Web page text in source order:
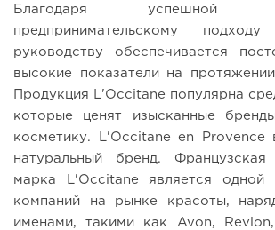
Благодаря успешной
предпринимательскому
руководству обеспечивается
высокие показатели на
Продукция L'Occitane популярна
которые ценят изысканные
косметику. L'Occitane en Provence
натуральный бренд. Французская
марка L'Occitane является одной
компаний на рынке красоты,
именами, такими как Avon,